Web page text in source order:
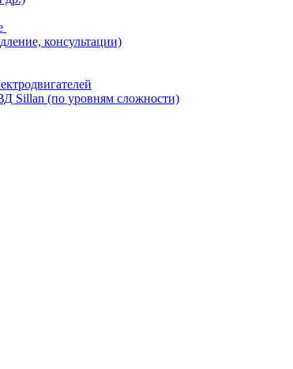
консультации)
Sillan (по уровням сложности)